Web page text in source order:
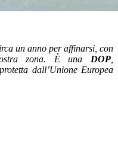
un anno per affinarsi, con
zona. È una DOP
dall’Unione Europea